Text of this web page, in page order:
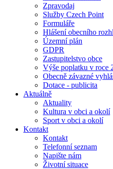
Zpravodaj
Služby Czech Point
Formuláře
Hlášení obecního
Územní plán
GDPR
Zastupitelstvo obce
Výše poplatku v roce
Obecně závazné
Dotace - publicita
Aktuálně
Aktuality
Kultura v obci a okolí
Sport v obci a okolí
Kontakt
Kontakt
Telefonní seznam
Napište nám
Životní situace